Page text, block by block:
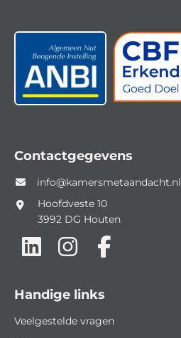
Handige links
Veelgestelde vragen
Contactgegevens
info@kamersmetaandacht.nl
Hoofdveste 10
3992 DG Houten